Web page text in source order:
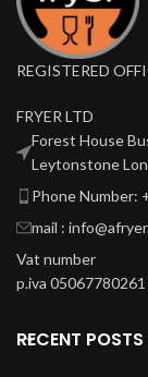
REGISTERED
FRYER LTD
Forest House
Leytonstone
Phone Number:
mail :
Vat number
p.iva
RECENT POSTS